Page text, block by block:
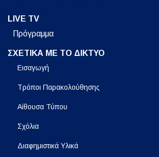
LIVE TV
Πρόγραμμα
ΣΧΕΤΙΚΑ ΜΕ ΤΟ ΔΙΚΤΥΟ
Εισαγωγή
Τρόποι Παρακολούθησης
Αίθουσα Τύπου
Σχόλια
Διαφημιστικά Υλικά